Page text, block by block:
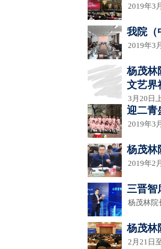
2019年3
我院（
2019年3
杨茂林
文艺界
3月20日
迎二青
2019年3
杨茂林
2019年2
三晋智
杨茂林院
杨茂林
2月21日